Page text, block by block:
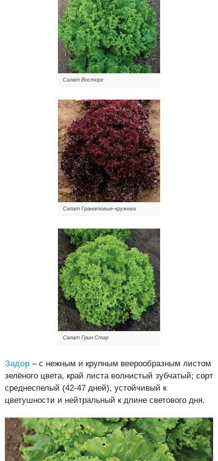
Салат Восторг
Салат Гранатовые-кружева
Салат Грин Стар
Задор – с нежным и крупным веерообразным листом
зелёного цвета, край листа волнистый зубчатый; сорт
среднеспелый (42-47 дней), устойчивый к
цветушности и нейтральный к длине светового дня.